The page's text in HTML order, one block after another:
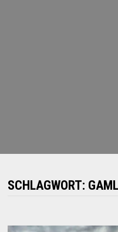
SCHLAGWORT: